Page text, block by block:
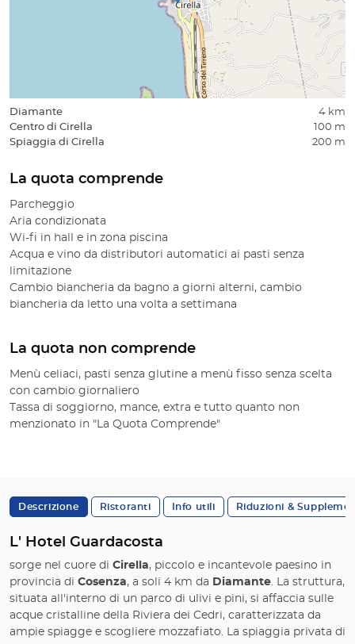
Diamante
4 km
Centro di Cirella
100 m
Spiaggia di Cirella
200 m
La quota comprende
Parcheggio
Aria condizionata
Wi-fi in hall e in zona piscina
Acqua e vino da distributori automatici ai pasti senza
limitazione
Cambio biancheria da bagno a giorni alterni, cambio
biancheria da letto una volta a settimana
La quota non comprende
Menù celiaci, pasti senza glutine a menù fisso senza scelta
con cambio giornaliero
Tassa di soggiorno, mance, extra e tutto quanto non
menzionato in "La Quota Comprende"
Descrizione Ristoranti Info utili Riduzioni &
L' Hotel Guardacosta
sorge nel cuore di Cirella, piccolo e incantevole paesino in
provincia di Cosenza, a soli 4 km da Diamante. La struttura,
situata all'interno di un parco di ulivi e pini, si affaccia sulle
acque cristalline della Riviera dei Cedri, caratterizzata da
ampie spiagge e scogliere mozzafiato. La spiaggia privata di